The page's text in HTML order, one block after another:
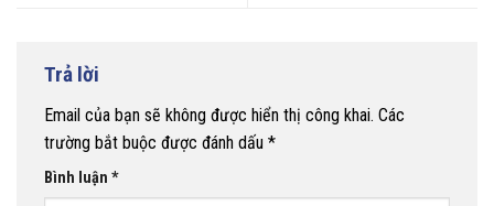
Trả lời
Email của bạn sẽ không được hiển thị công khai. Các
trường bắt buộc được đánh dấu *
Bình luận *